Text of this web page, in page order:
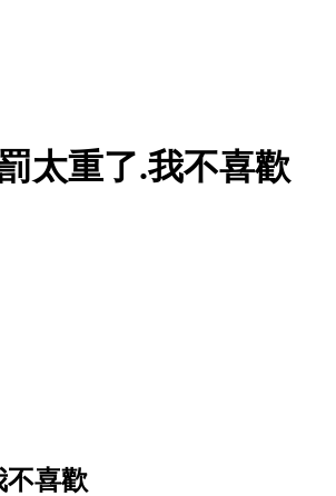
太重了.我不喜歡
喜歡